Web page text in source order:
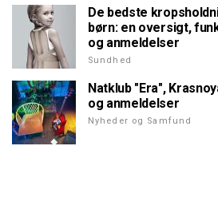
De bedste
børn: en oversigt,
og anmeldelser
Sundhed
Natklub "Era",
og anmeldelser
Nyheder og Samfund